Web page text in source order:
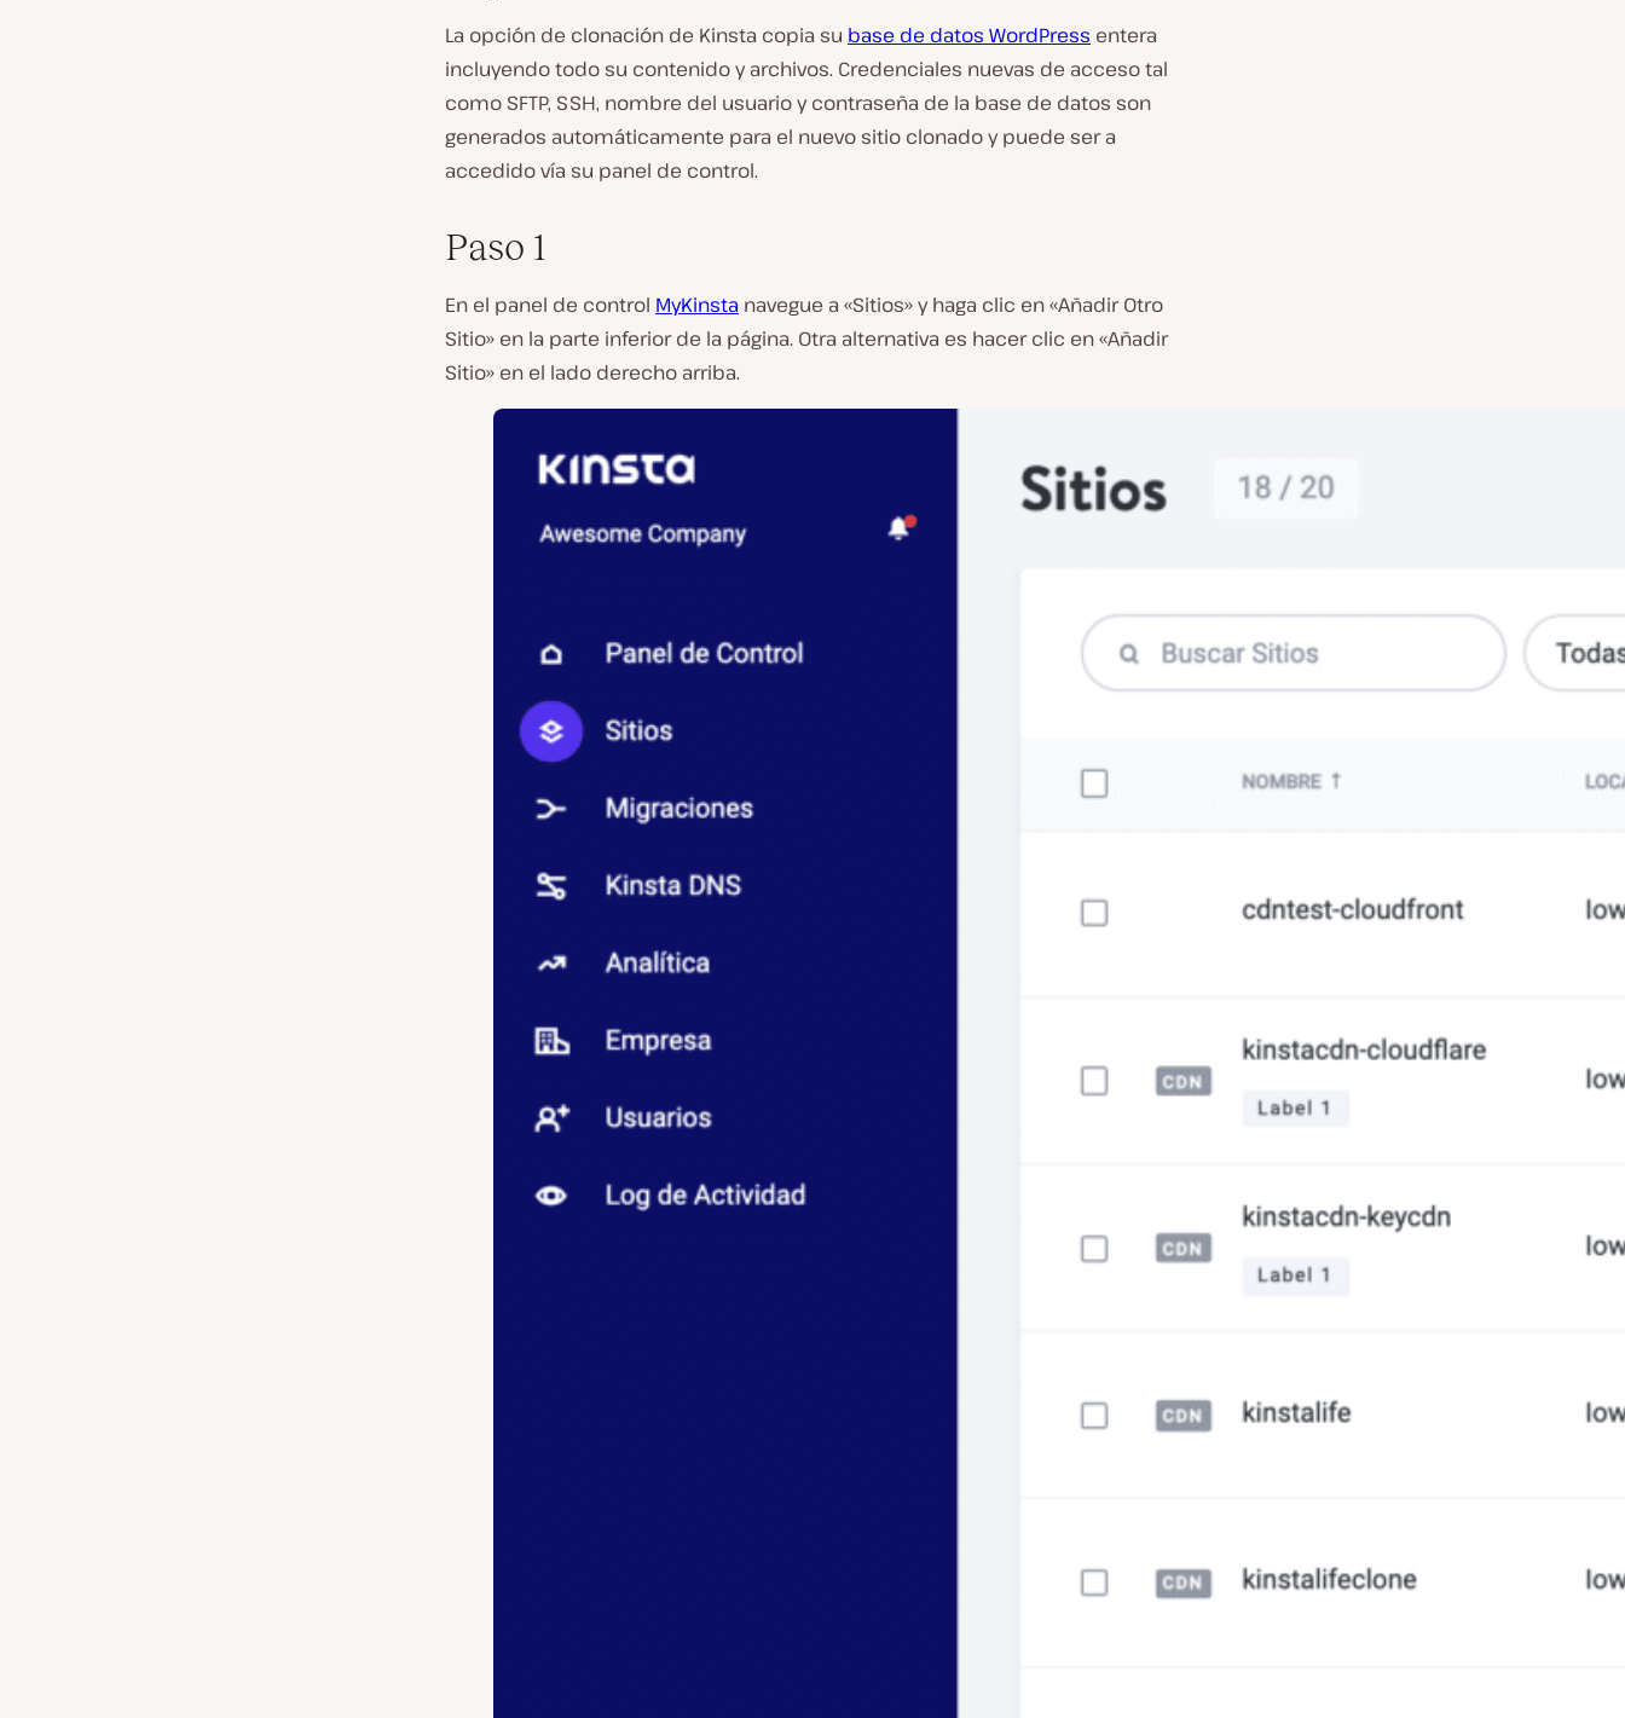
La opción de clonación de Kinsta copia su base de datos WordPress entera
incluyendo todo su contenido y archivos. Credenciales nuevas de acceso tal
como SFTP, SSH, nombre del usuario y contraseña de la base de datos son
generados automáticamente para el nuevo sitio clonado y puede ser a
accedido vía su panel de control.
Paso 1
En el panel de control MyKinsta navegue a «Sitios» y haga clic en «Añadir Otro
Sitio» en la parte inferior de la página. Otra alternativa es hacer clic en «Añadir
Sitio» en el lado derecho arriba.